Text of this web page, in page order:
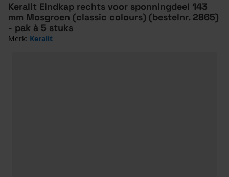
Keralit Eindkap rechts voor sponningdeel 143
mm Mosgroen (classic colours) (bestelnr. 2865)
- pak à 5 stuks
Merk: Keralit